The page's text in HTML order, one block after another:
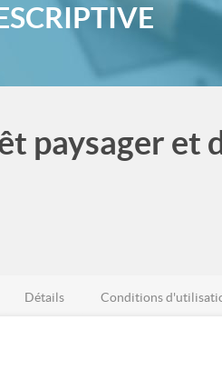
paysager et
Détails Conditions